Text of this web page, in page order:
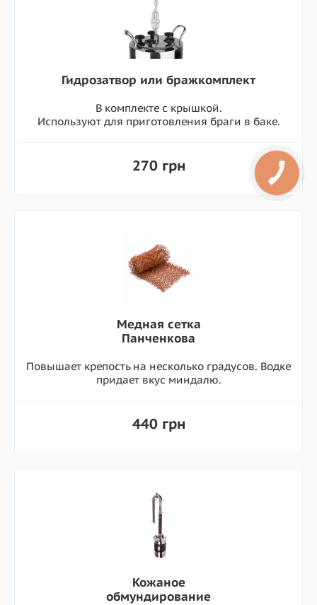
Гидрозатвор или бражкомплект
В комплекте с крышкой.
Используют для приготовления браги в баке.
270 грн
Медная сетка
Панченкова
Повышает крепость на несколько градусов. Водке
придает вкус миндалю.
440 грн
Кожаное
обмундирование